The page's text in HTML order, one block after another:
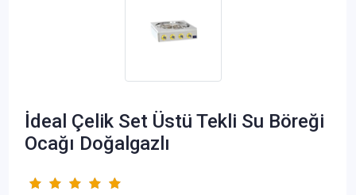
İdeal Çelik Set Üstü Tekli Su Böreği
Ocağı Doğalgazlı